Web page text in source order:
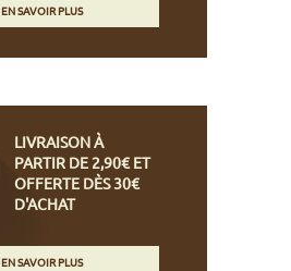
EN SAVOIR PLUS
LIVRAISON À
PARTIR DE 2,90€ ET
OFFERTE DÈS 30€
D'ACHAT
EN SAVOIR PLUS